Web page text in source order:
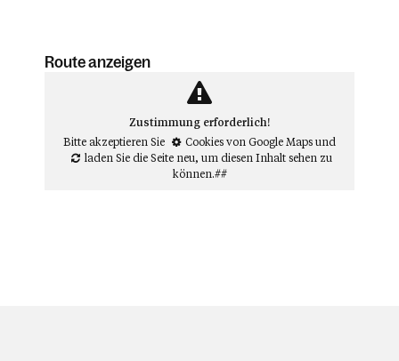
Route anzeigen
Zustimmung erforderlich!
Bitte akzeptieren Sie
Cookies von Google Mapsund
laden Sie die Seite neu, um diesen Inhalt sehen zu
können.##